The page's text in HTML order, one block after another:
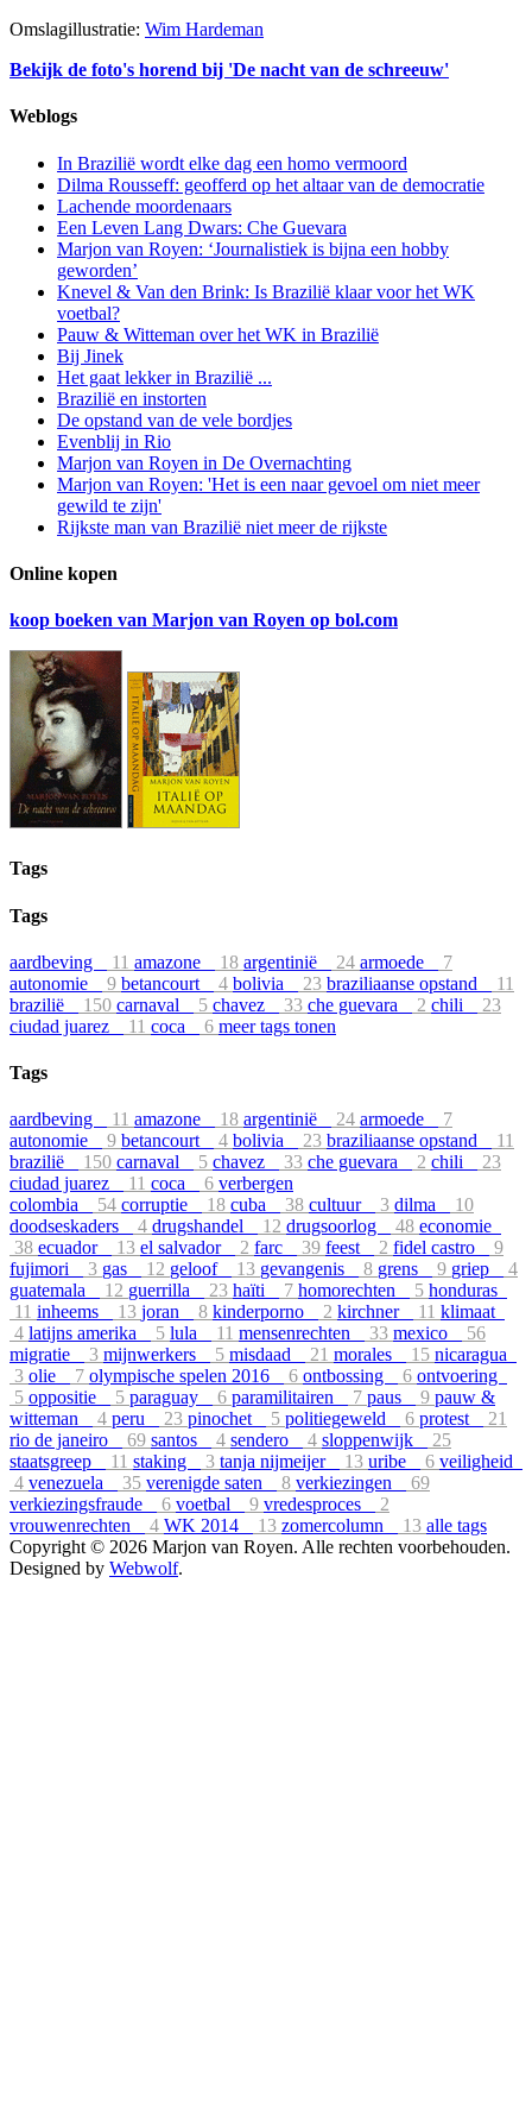
Omslagillustratie: Wim Hardeman
Bekijk de foto's horend bij 'De nacht van de schreeuw'
Weblogs
In Brazilië wordt elke dag een homo vermoord
Dilma Rousseff: geofferd op het altaar van de democratie
Lachende moordenaars
Een Leven Lang Dwars: Che Guevara
Marjon van Royen: ‘Journalistiek is bijna een hobby
geworden’
Knevel & Van den Brink: Is Brazilië klaar voor het WK
voetbal?
Pauw & Witteman over het WK in Brazilië
Bij Jinek
Het gaat lekker in Brazilië ...
Brazilië en instorten
De opstand van de vele bordjes
Evenblij in Rio
Marjon van Royen in De Overnachting
Marjon van Royen: 'Het is een naar gevoel om niet meer
gewild te zijn'
Rijkste man van Brazilië niet meer de rijkste
Online kopen
koop boeken van Marjon van Royen op bol.com
Tags
Tags
aardbeving 11 amazone 18 argentinië 24 armoede
7
autonomie
9 betancourt 4 bolivia 23 braziliaanse opstand
11
brazilië
150 carnaval 5 chavez 33 che guevara 2 chili
23
ciudad juarez
11 coca 6 meer tags tonen
Tags
aardbeving 11 amazone 18 argentinië 24 armoede
7
autonomie
9 betancourt 4 bolivia 23 braziliaanse opstand
11
brazilië
150 carnaval 5 chavez 33 che guevara 2 chili
23
ciudad juarez
11 coca 6 verbergen
colombia
54 corruptie 18 cuba 38 cultuur 3 dilma
10
doodseskaders
4 drugshandel 12 drugsoorlog 48 economie
38 ecuador 13 el salvador 2 farc 39 feest 2 fidel castro
9
fujimori
3 gas 12 geloof 13 gevangenis 8 grens 9 griep
4
guatemala
12 guerrilla 23 haïti 7 homorechten 5 honduras
11 inheems 13 joran 8 kinderporno 2 kirchner 11 klimaat
4 latijns amerika 5 lula 11 mensenrechten 33 mexico
56
migratie
3 mijnwerkers 5 misdaad 21 morales 15 nicaragua
3 olie 7 olympische spelen 2016 6 ontbossing 6 ontvoering
5 oppositie 5 paraguay 6 paramilitairen 7 paus 9 pauw &
witteman
4 peru 23 pinochet 5 politiegeweld 6 protest
21
rio de janeiro
69 santos 4 sendero 4 sloppenwijk
25
staatsgreep
11 staking 3 tanja nijmeijer 13 uribe 6 veiligheid
4 venezuela 35 verenigde saten 8 verkiezingen
69
verkiezingsfraude
6 voetbal 9 vredesproces
2
vrouwenrechten
4 WK 2014 13 zomercolumn 13 alle tags
Copyright © 2026 Marjon van Royen. Alle rechten voorbehouden.
Designed by Webwolf.